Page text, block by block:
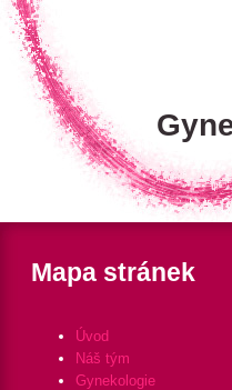
Mapa stránek
Úvod
Náš tým
Gynekologie